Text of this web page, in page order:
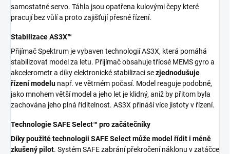
samostatné servo. Táhla jsou opatřena kulovými čepy které
pracují bez vůlí a proto zajišťují přesné řízení.
Stabilizace AS3X™
Přijímač Spektrum je vybaven technologií AS3X, která pomáhá
stabilizovat model za letu. Přijímač obsahuje tříosé MEMS gyro a
akcelerometr a díky elektronické stabilizaci sezjednodušuje
řízení modelu např. ve větrném počasí. Model reaguje podobně,
jako mnohem větší model a jeho let je klidný, aniž by přitom byla
zachována jeho plná řiditelnost. AS3X přináší více jistoty v řízení.
Technologie SAFE Select™ pro začátečníky
Díky použité technologii SAFE Select může model řídit i méně
zkušený pilot. Systém SAFE zabrání překročení náklonu v zatáčce